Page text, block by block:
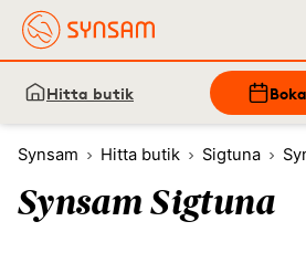
Hitta butik
Synsam Hitta butik Sigtuna
Synsam Sigtuna